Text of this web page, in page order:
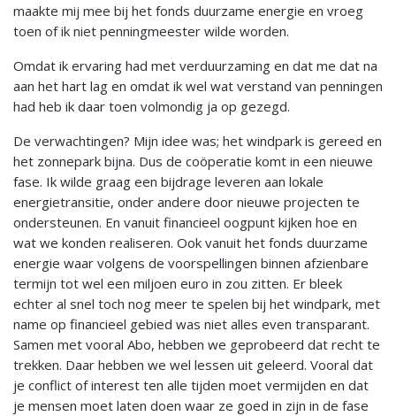
maakte mij mee bij het fonds duurzame energie en vroeg
toen of ik niet penningmeester wilde worden.
Omdat ik ervaring had met verduurzaming en dat me dat na
aan het hart lag en omdat ik wel wat verstand van penningen
had heb ik daar toen volmondig ja op gezegd.
De verwachtingen? Mijn idee was; het windpark is gereed en
het zonnepark bijna. Dus de coöperatie komt in een nieuwe
fase. Ik wilde graag een bijdrage leveren aan lokale
energietransitie, onder andere door nieuwe projecten te
ondersteunen. En vanuit financieel oogpunt kijken hoe en
wat we konden realiseren. Ook vanuit het fonds duurzame
energie waar volgens de voorspellingen binnen afzienbare
termijn tot wel een miljoen euro in zou zitten. Er bleek
echter al snel toch nog meer te spelen bij het windpark, met
name op financieel gebied was niet alles even transparant.
Samen met vooral Abo, hebben we geprobeerd dat recht te
trekken. Daar hebben we wel lessen uit geleerd. Vooral dat
je conflict of interest ten alle tijden moet vermijden en dat
je mensen moet laten doen waar ze goed in zijn in de fase